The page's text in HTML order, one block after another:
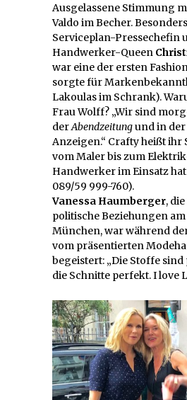
Ausgelassene Stimmung
Valdo im Becher.
Serviceplan-Pressechefin
Handwerker-Queen
war eine der ersten
sorgte für
Lakoulas im Schrank).
Frau Wolff? „Wir sind
derAbendzeitungund in
Anzeigen.“ Crafty heißt ihr
vom Maler bis zum
Handwerker im Einsatz
089/59 999-760).
Vanessa Haumberger,
politische Beziehungen
München, war während
vom präsentierten
begeistert: „Die Stoffe sind
die Schnitte perfekt. I love